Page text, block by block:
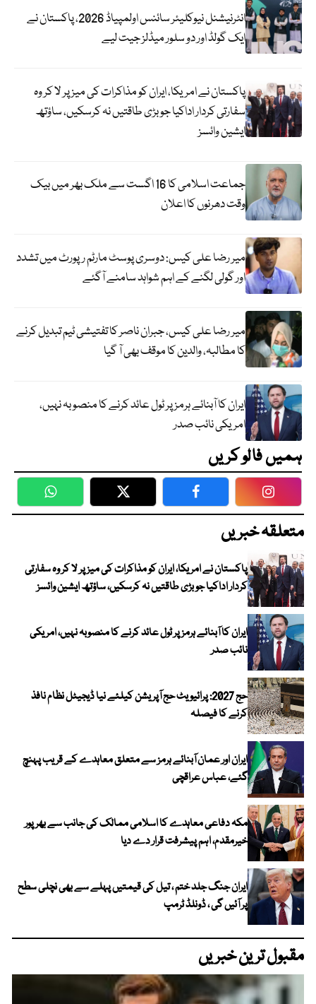
انٹرنیشنل نیوکلیئر سائنس اولمپیاڈ 2026، پاکستان نے
ایک گولڈ اور دو سلور میڈلز جیت لیے
پاکستان نے امریکا، ایران کو مذاکرات کی میز پر لا کر وہ
سفارتی کردار اداکیا جو بڑی طاقتیں نہ کرسکیں، ساؤتھ
ایشین وائسز
جماعت اسلامی کا 16 اگست سے ملک بھر میں بیک
وقت دھرنوں کا اعلان
میر رضا علی کیس: دوسری پوسٹ مارٹم رپورٹ میں تشدد
اور گولی لگنے کے اہم شواہد سامنے آگئے
میر رضا علی کیس، جبران ناصر کا تفتیشی ٹیم تبدیل کرنے
کا مطالبہ، والدین کا موقف بھی آ گیا
ایران کا آبنائے ہرمز پر ٹول عائد کرنے کا منصوبہ نہیں،
امریکی نائب صدر
ہمیں فالو کریں
WhatsApp Twitter Facebook
متعلقہ خبریں
پاکستان نے امریکا، ایران کو مذاکرات کی میز پر لا کر وہ سفارتی
کردار اداکیا جو بڑی طاقتیں نہ کرسکیں، ساؤتھ ایشین وائسز
ایران کا آبنائے ہرمز پر ٹول عائد کرنے کا منصوبہ نہیں، امریکی
نائب صدر
حج 2027: پرائیویٹ حج آپریشن کیلئے نیا ڈیجیٹل نظام نافذ
کرنے کا فیصلہ
ایران اور عمان آبنائے ہرمز سے متعلق معاہدے کے قریب پہنچ
گئے، عباس عراقچی
مکہ دفاعی معاہدے کا اسلامی ممالک کی جانب سے بھرپور
خیرمقدم، اہم پیشرفت قرار دے دیا
ایران جنگ جلد ختم ، تیل کی قیمتیں پہلے سے بھی نچلی سطح
پر آئیں گی ، ڈونلڈ ٹرمپ
مقبول ترین خبریں